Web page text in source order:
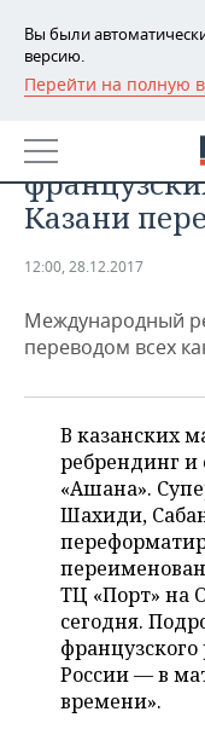
Вы были
версию.
Перейти на полную
РЕГИОНЫ
БАШКОРТОСТАН
ТАТАРСТАН
НОВОСТИ
АНАЛИТИКА
ДЕКЛАРАЦИИ О
КОРОЛИ
КОМУ
ТОРГОВЫЕ
ТАТАРСТАНА
НОВОСТИ
ФИНАНСЫ
БЮДЖЕТ
ИНВЕСТИЦИИ
ПРОМЫШЛЕННОСТЬ
НОВОСТИ
АГРОПРОМ
НЕФТЕХИМИЯ
НЕФТЬ
ОПК
ЭНЕРГЕТИКА
НЕДВИЖИМОСТЬ
НОВОСТИ АВТО
БИЗНЕС
НОВОСТИ БИЗНЕСА
РОЗНИЧНАЯ
ТРАНСПОРТ
УСЛУГИ
ТЕХНОЛОГИИ
НОВОСТИ
МЕДИА
МЕРОПРИЯТИЯ
НОВОСТИ
ВЫЕЗДНАЯ
СПОРТ
НОВОСТИ СПОРТА
ОБЩЕСТВО
«Ашан»
Казани
12:00, 28.12.2017
Международный
переводом всех
В казанских
ребрендинг
«Ашана».
Шахиди,
ТЦ «Порт» на
сегодня.
России — в
времени».